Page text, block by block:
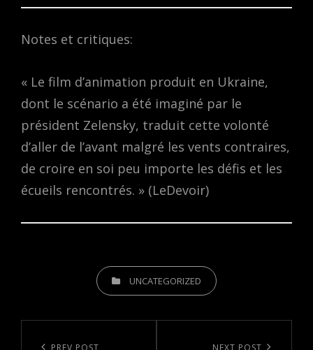
Notes et critiques:
« Le film d’animation produit en Ukraine,
dont le scénario a été imaginé par le
président Zelensky, traduit cette volonté
d’aller de l’avant malgré les vents contraires,
de croire en soi peu importe les défis et les
écueils rencontrés. » (LeDevoir)
CATEGORIESUNCATEGORIZED